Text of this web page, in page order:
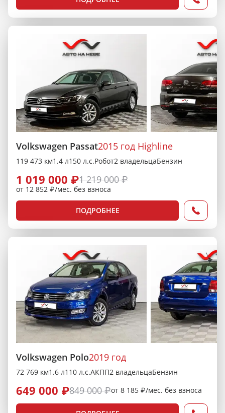
Volkswagen Passat2015 год Highline
119 473 км1.4 л150 л.с.Робот2 владельцаБензин
1 019 000 ₽1 219 000 ₽
от 12 852 ₽/мес. без взноса
ПОДРОБНЕЕ
Volkswagen Polo2019 год
72 769 км1.6 л110 л.с.АКПП2 владельцаБензин
649 000 ₽849 000 ₽от 8 185 ₽/мес. без взноса